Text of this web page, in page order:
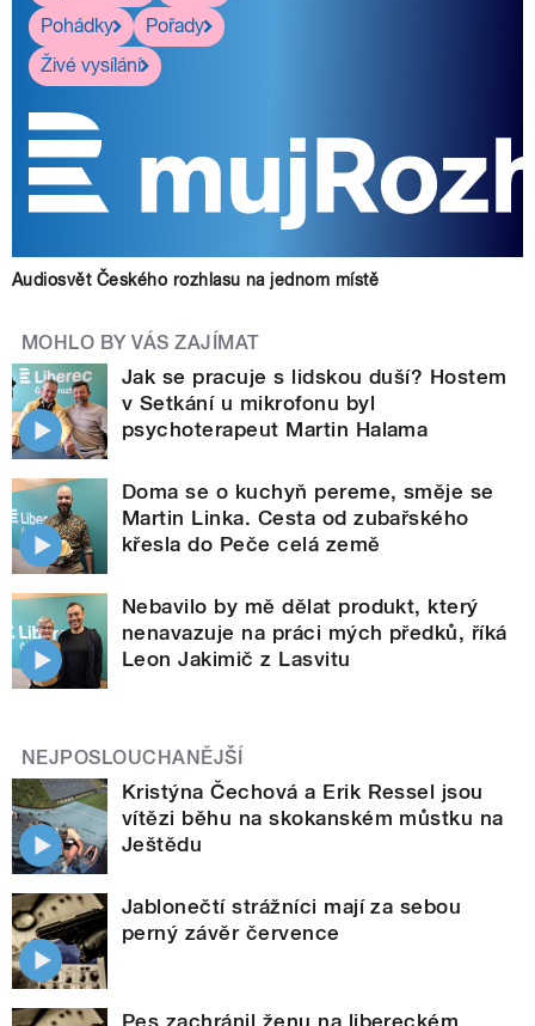
Pohádky
Pořady
Živé vysílání
Audiosvět Českého rozhlasu na jednom místě
MOHLO BY VÁS ZAJÍMAT
Jak se pracuje s lidskou duší? Hostem
v Setkání u mikrofonu byl
psychoterapeut Martin Halama
Doma se o kuchyň pereme, směje se
Martin Linka. Cesta od zubařského
křesla do Peče celá země
Nebavilo by mě dělat produkt, který
nenavazuje na práci mých předků, říká
Leon Jakimič z Lasvitu
NEJPOSLOUCHANĚJŠÍ
Kristýna Čechová a Erik Ressel jsou
vítězi běhu na skokanském můstku na
Ještědu
Jablonečtí strážníci mají za sebou
perný závěr července
Pes zachránil ženu na libereckém